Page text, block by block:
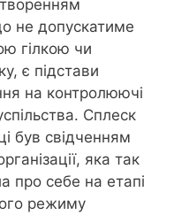
не допускатиме
гілкою чи
є підстави
на контролюючі
Сплеск
був свідченням
яка так
про себе на етапі
режиму